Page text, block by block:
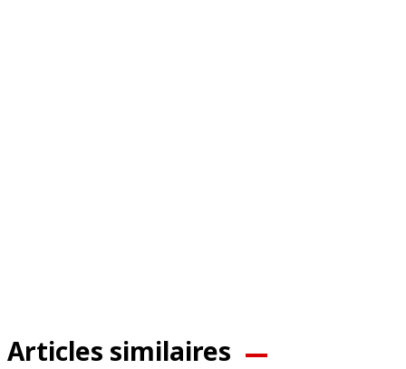
Articles similaires